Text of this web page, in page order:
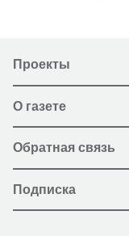
Проекты
О газете
Обратная связь
Подписка